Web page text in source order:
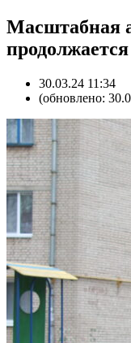
Масштабная
30.03.24 11:34
(обновлено: